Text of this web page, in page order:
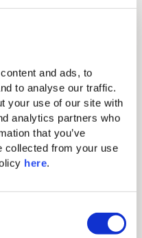
and ads, to
to analyse our traffic.
your use of our site with
analytics partners who
that you’ve
collected from your use
here.
(passend für
(gegen Aufpreis)